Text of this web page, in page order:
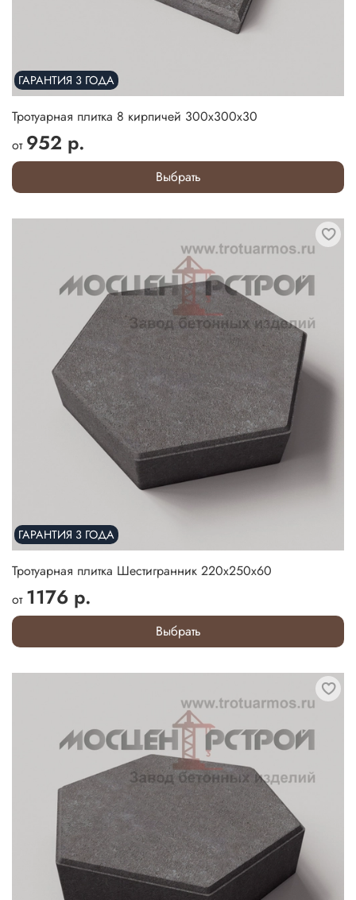
ГАРАНТИЯ 3 ГОДА
Тротуарная плитка 8 кирпичей 300х300х30
от 952 р.
Выбрать
ГАРАНТИЯ 3 ГОДА
Тротуарная плитка Шестигранник 220х250х60
от 1176 р.
Выбрать